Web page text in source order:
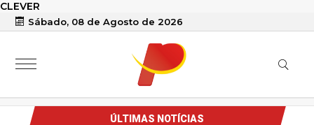
CLEVER
Sábado, 08 de Agosto de 2026
ÚLTIMAS NOTÍCIAS